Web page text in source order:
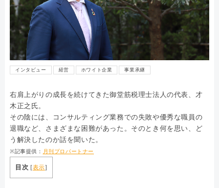
インタビュー 経営 ホワイト企業 事業承継
右肩上がりの成長を続けてきた御堂筋税理士法人の代表、才
木正之氏。
その陰には、コンサルティング業務での失敗や優秀な職員の
退職など、さまざまな困難があった。そのとき何を思い、ど
う解決したのか話を聞いた。
※記事提供： 月刊プロパートナー
目次 [表示]